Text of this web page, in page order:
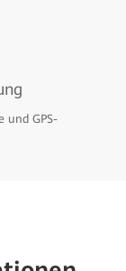
und GPS-